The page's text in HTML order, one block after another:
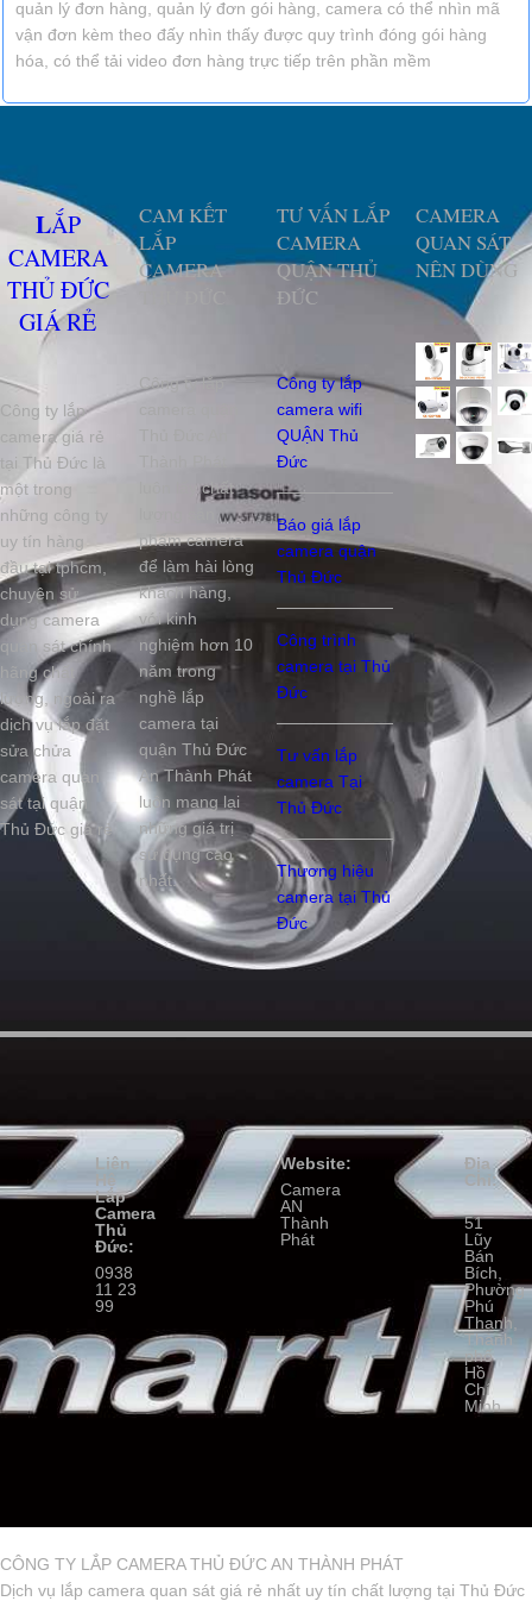
quản lý đơn hàng, quản lý đơn gói hàng, camera có thể nhìn mã
vận đơn kèm theo đấy nhìn thấy được quy trình đóng gói hàng
hóa, có thể tải video đơn hàng trực tiếp trên phần mềm
LẮP
CAMERA
THỦ ĐỨC
GIÁ RẺ
Công ty lắp
camera giá rẻ
tại Thủ Đức là
một trong
những công ty
uy tín hàng
đầu tại tphcm,
chuyên sử
dụng camera
quan sát chính
hãng chất
lượng, ngoài ra
dịch vụ lắp đặt
sửa chửa
camera quan
sát tại quận
Thủ Đức giá rẻ
CAM KẾT
LẮP
CAMERA
Công ty lắp
luôn lấy chất
phẩm camera
để làm hài lòng
khách hàng,
với kinh
nghiệm hơn 10
năm trong
nghề lắp
camera tại
quận Thủ Đức
An Thành Phát
luôn mang lại
những giá trị
sử dụng cao
nhất.
TƯ VẤN LẮP
CAMERA
QUẬN THỦ
ĐỨC
Công ty lắp
camera wifi
QUẬN Thủ
Đức
Báo giá lắp
camera quận
Thủ Đức
Công trình
camera tại Thủ
Đức
Tư vấn lắp
camera Tại
Thủ Đức
Thương hiệu
camera tại Thủ
Đức
CAMERA
QUAN SÁT
NÊN DÙNG
Liên
Hệ
Lắp
Camera
Thủ
Đức:
0938
11 23
99
Website:
Camera
AN
Thành
Phát
Địa
Chỉ:
51
Lũy
Bán
Bích,
Phường
Phú
Thạnh,
Thành
phố
Hồ
Chí
Minh
CÔNG TY LẮP CAMERA THỦ ĐỨC AN THÀNH PHÁT
Dịch vụ lắp camera quan sát giá rẻ nhất uy tín chất lượng tại Thủ Đức